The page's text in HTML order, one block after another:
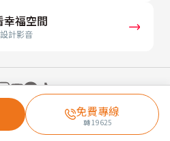
免費專線
轉19625
幸福空間
計影音
Space Co., Ltd.